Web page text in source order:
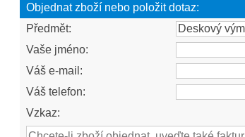
Objednat zboží nebo položit dotaz:
Předmět:
Vaše jméno:
Váš e-mail:
Váš telefon:
Vzkaz: